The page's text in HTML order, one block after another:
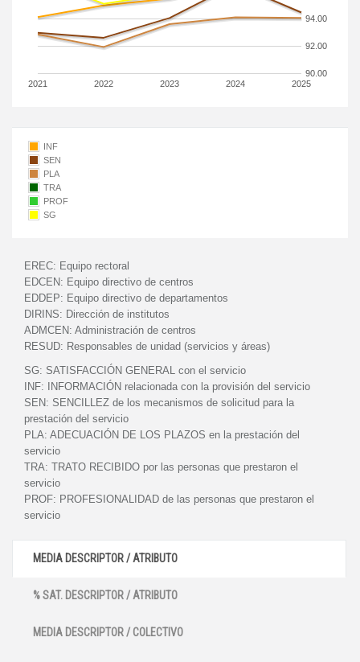
2021 2022 2023 2024 2025
90.00
92.00
94.00
INF
SEN
PLA
TRA
PROF
SG
EREC: Equipo rectoral
EDCEN: Equipo directivo de centros
EDDEP: Equipo directivo de departamentos
DIRINS: Dirección de institutos
ADMCEN: Administración de centros
RESUD: Responsables de unidad (servicios y áreas)
SG: SATISFACCIÓN GENERAL con el servicio
INF:
INFORMACIÓN relacionada con la provisión del servicio
SEN: SENCILLEZ de los mecanismos de solicitud para la
prestación del servicio
PLA: ADECUACIÓN DE LOS PLAZOS en la prestación del
servicio
TRA: TRATO RECIBIDO por las personas que prestaron el
servicio
PROF: PROFESIONALIDAD de las personas que prestaron el
servicio
MEDIA DESCRIPTOR / ATRIBUTO
% SAT. DESCRIPTOR / ATRIBUTO
MEDIA DESCRIPTOR / COLECTIVO